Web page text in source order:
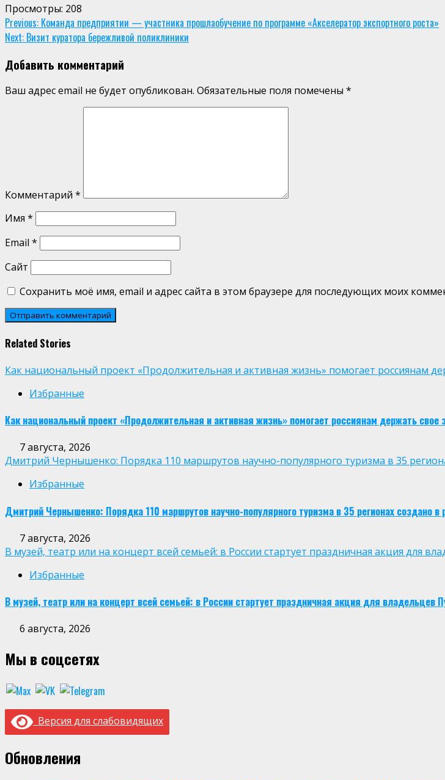
Просмотры: 208
Continue
Reading
Previous: Команда предприятии — участника прошлаобучение по программе «Акселератор экспортного роста»
Next: Визит куратора бережливой поликлиники
Добавить комментарий
Ваш адрес email не будет опубликован. Обязательные поля помечены *
Комментарий *
Имя *
Email *
Сайт
Сохранить моё имя, email и адрес сайта в этом браузере для последующих моих
Related Stories
Как национальный проект «Продолжительная и активная жизнь» помогает россиянам
Избранные
Как национальный проект «Продолжительная и активная жизнь» помогает россиянам держать свое
7 августа, 2026
Дмитрий Чернышенко: Порядка 110 маршрутов научно-популярного туризма в 35
Избранные
Дмитрий Чернышенко: Порядка 110 маршрутов научно-популярного туризма в 35 регионах создано в
7 августа, 2026
В музей, театр или на концерт всей семьей: в России стартует праздничная акция для
Избранные
В музей, театр или на концерт всей семьей: в России стартует праздничная акция для владельцев
6 августа, 2026
Мы в соцсетях
Версия для слабовидящих
Обновления